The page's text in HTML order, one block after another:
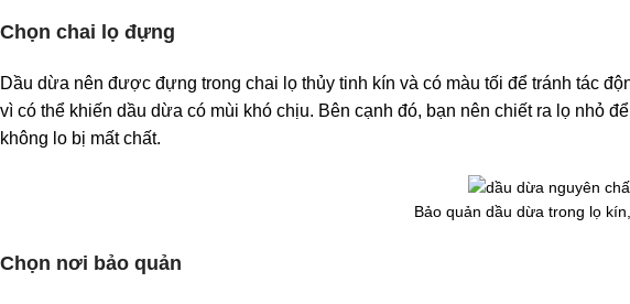
Chọn chai lọ đựng
Dầu dừa nên được đựng trong chai lọ thủy tinh kín và có màu tối để tránh tác
vì có thể khiến dầu dừa có mùi khó chịu. Bên cạnh đó, bạn nên chiết ra lọ nhỏ
không lo bị mất chất.
Bảo quản dầu dừa trong lọ
Chọn nơi bảo quản